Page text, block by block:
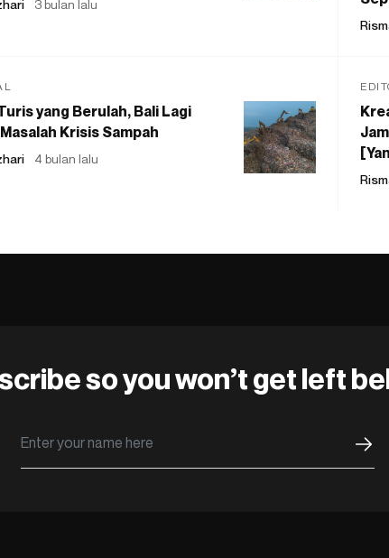
3 bulan lalu
yang Berulah, Bali Lagi
Krisis Sampah
4 bulan lalu
so you won’t get left